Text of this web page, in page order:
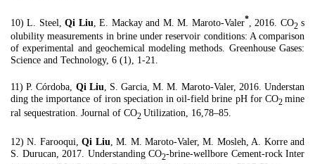
10) L. Steel,Qi Liu , E. Mackay and M. M. Maroto-Valer* , 2016. CO2s
olubility measurements in brine under reservoir conditions: A comparison
of experimental and geochemical modeling methods. Greenhouse Gases:
Science and Technology, 6 (1), 1-21.
11) P. Córdoba, Qi Liu, S. Garcia, M. M. Maroto-Valer, 2016. Understan
ding the importance of iron speciation in oil-field brine pH for CO2mine
ral sequestration. Journal of CO2 Utilization, 16,78–85.
12) N. Farooqui,Qi Liu, M. M. Maroto-Valer, M. Mosleh, A. Korre and
S. Durucan, 2017. Understanding CO2-brine-wellbore Cement-rock Inter